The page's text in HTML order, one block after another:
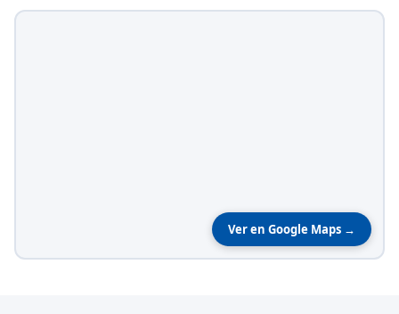
Ver en Google Maps →